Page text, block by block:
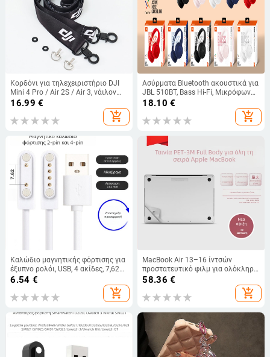
Κορδόνι για τηλεχειριστήριο DJI
Mini 4 Pro / Air 2S / Air 3, νάιλον
και ανοξείδωτο ατσάλι, 3C
προϊόντων
16.99 €
add_shopping_cart
Ασύρματα Bluetooth ακουστικά για
JBL 510BT, Bass Hi-Fi, Μικρόφωνο,
Bluetooth 5.0, Εμβέλεια 10m, IPX3,
18.10 €
add_shopping_cart
Καλώδιο μαγνητικής φόρτισης για
έξυπνο ρολόι, USB, 4 ακίδες, 7,62
mm, γραμμή δεδομένων
6.54 €
add_shopping_cart
MacBook Air 13–16 ίντσών
προστατευτικό φιλμ για ολόκληρο
σώμα και οθόνη, M5Pro πέντε σε
58.36 €
add_shopping_cart